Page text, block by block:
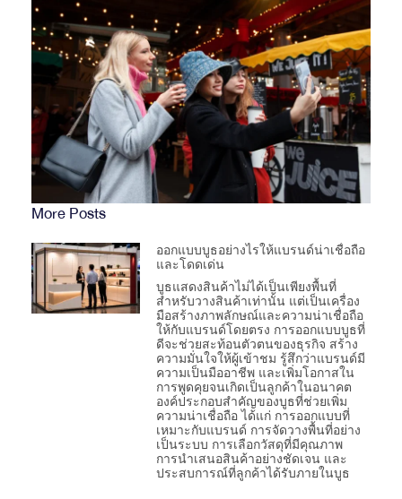
More Posts
ออกแบบบูธอย่างไรให้แบรนด์น่าเชื่อถือ
และโดดเด่น
บูธแสดงสินค้าไม่ได้เป็นเพียงพื้นที่
สำหรับวางสินค้าเท่านั้น แต่เป็นเครื่อง
มือสร้างภาพลักษณ์และความน่าเชื่อถือ
ให้กับแบรนด์โดยตรง การออกแบบบูธที่
ดีจะช่วยสะท้อนตัวตนของธุรกิจ สร้าง
ความมั่นใจให้ผู้เข้าชม รู้สึกว่าแบรนด์มี
ความเป็นมืออาชีพ และเพิ่มโอกาสใน
การพูดคุยจนเกิดเป็นลูกค้าในอนาคต
องค์ประกอบสำคัญของบูธที่ช่วยเพิ่ม
ความน่าเชื่อถือ ได้แก่ การออกแบบที่
เหมาะกับแบรนด์ การจัดวางพื้นที่อย่าง
เป็นระบบ การเลือกวัสดุที่มีคุณภาพ
การนำเสนอสินค้าอย่างชัดเจน และ
ประสบการณ์ที่ลูกค้าได้รับภายในบูธ